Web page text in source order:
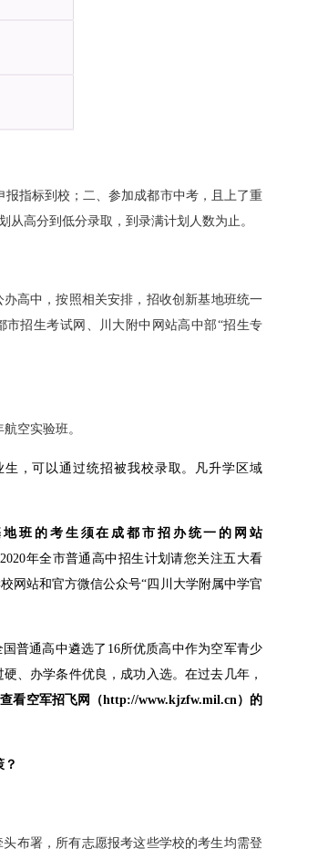
指标到校；二、参加成都市中考，且上了重
从高分到低分录取，到录满计划人数为止。
高中，按照相关安排， 招收创新基地班统一
市招生考试网、川大附中网站高中部“招生专
空实验班。
生，可以通过统招被我校录取。凡升学区域
班的考生须在成都市招办统一的网站
年全市普通高中招生计划请您关注五大看
网站和官方微信公众号“四川大学附属中学官
普通高中遴选了16所优质高中作为空军青少
、办学条件优良，成功入选。在过去几年，
看空军招飞网（http://www.kjzfw.mil.cn）的
布署，所有志愿报考这些学校的考生均需登